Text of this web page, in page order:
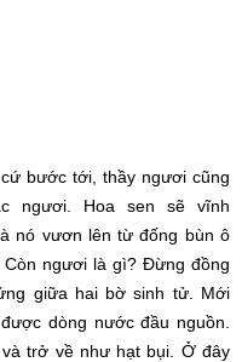
bước tới , thầy ngươi cũng
ngươi. Hoa sen sẽvĩnh
nó vươn lên từ đống bùn ô
Còn ngươi là gì? Đừng đồng
giữa hai bờsinh tử. Mới
dòng nước đầu nguồn.
trở vềnhư hạt bụi . Ở đây